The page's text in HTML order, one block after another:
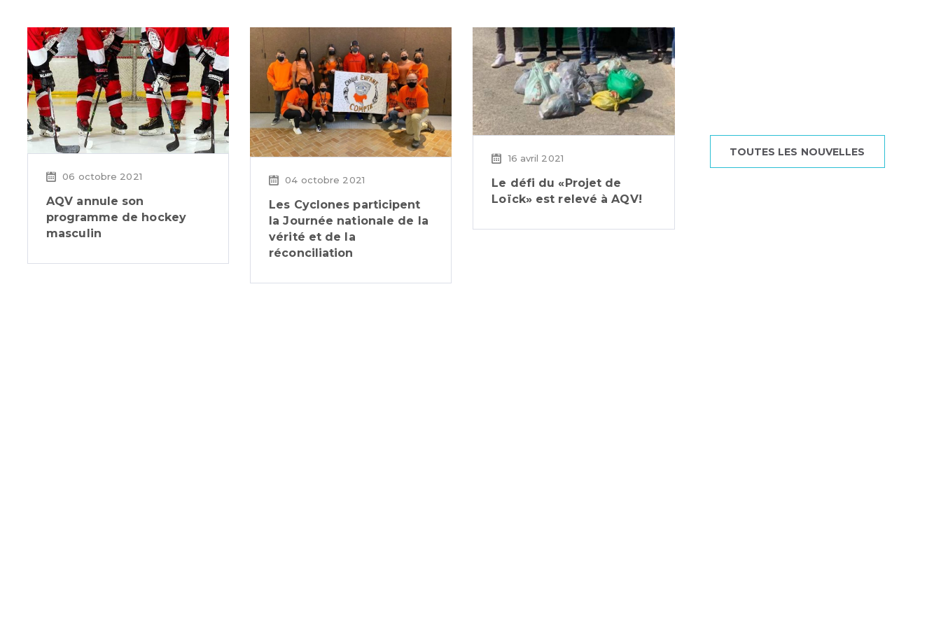
06 octobre 2021
AQV annule son
programme de hockey
masculin
04 octobre 2021
Les Cyclones participent
la Journée nationale de la
vérité et de la
réconciliation
16 avril 2021
Le défi du «Projet de
Loïck» est relevé à AQV!
TOUTES LES NOUVELLES